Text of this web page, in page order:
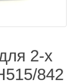
2-х
842